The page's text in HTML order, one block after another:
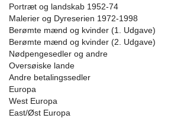
Portræt og landskab 1952-74
Malerier og Dyreserien 1972-1998
Berømte mænd og kvinder (1. Udgave)
Berømte mænd og kvinder (2. Udgave)
Nødpengesedler og andre
Oversøiske lande
Andre betalingssedler
Europa
West Europa
East/Øst Europa